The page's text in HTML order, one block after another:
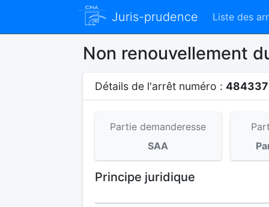
Juris-prudence Liste des
Non renouvellement
Détails de l'arrêt numéro :
Partie demanderesse
SAA
Principe juridique